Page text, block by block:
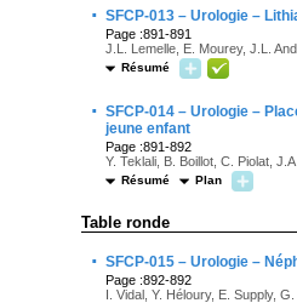
· SFCP-013 – Urologie –
Page :891-891
J.L. Lemelle, E. Mourey, J.L.
Résumé
· SFCP-014 – Urologie –
jeune enfant
Page :891-892
Y. Teklali, B. Boillot, C. Piolat,
Résumé Plan
Table ronde
· SFCP-015 – Urologie –
Page :892-892
I. Vidal, Y. Héloury, E. Supply,